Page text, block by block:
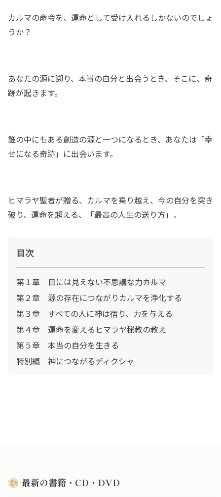
カルマの命令を、運命として受け入れるしかないのでしょ
うか？
あなたの源に遡り、本当の自分と出会うとき、そこに、奇
跡が起きます。
誰の中にもある創造の源と一つになるとき、あなたは「幸
せになる奇跡」に出会います。
ヒマラヤ聖者が贈る、カルマを乗り越え、今の自分を突き
破り、運命を超える、「最高の人生の送り方」。
目次
第１章 目には見えない不思議な力――カルマ
第２章 源の存在につながりカルマを浄化する
第３章 すべての人に神は宿り、力を与える
第４章 運命を変えるヒマラヤ秘教の教え
第５章 本当の自分を生きる
特別編 神につながるディクシャ
最新の書籍・CD・DVD